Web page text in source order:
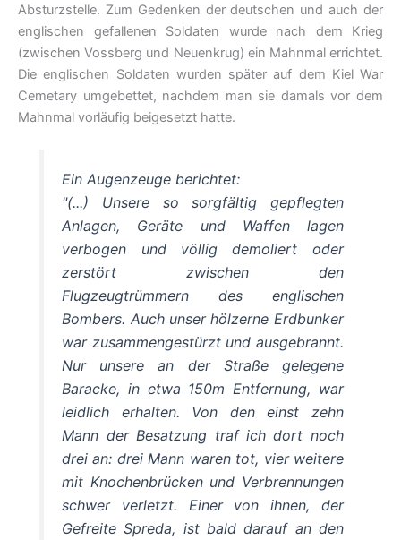
Absturzstelle. Zum Gedenken der deutschen und auch der
englischen gefallenen Soldaten wurde nach dem Krieg
(zwischen Vossberg und Neuenkrug) ein Mahnmal errichtet.
Die englischen Soldaten wurden später auf dem Kiel War
Cemetary umgebettet, nachdem man sie damals vor dem
Mahnmal vorläufig beigesetzt hatte.
Ein Augenzeuge berichtet:
"(...) Unsere so sorgfältig gepflegten
Anlagen, Geräte und Waffen lagen
verbogen und völlig demoliert oder
zerstört zwischen den
Flugzeugtrümmern des englischen
Bombers. Auch unser hölzerne Erdbunker
war zusammengestürzt und ausgebrannt.
Nur unsere an der Straße gelegene
Baracke, in etwa 150m Entfernung, war
leidlich erhalten. Von den einst zehn
Mann der Besatzung traf ich dort noch
drei an: drei Mann waren tot, vier weitere
mit Knochenbrücken und Verbrennungen
schwer verletzt. Einer von ihnen, der
Gefreite Spreda, ist bald darauf an den